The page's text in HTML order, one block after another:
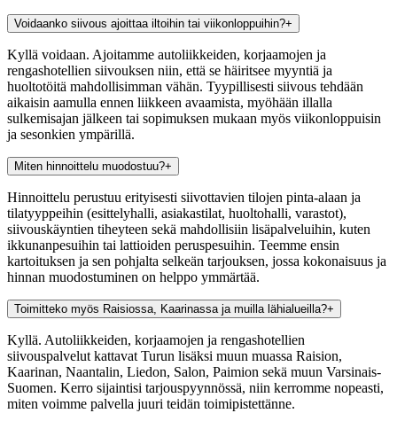
Voidaanko siivous ajoittaa iltoihin tai viikonloppuihin?+
Kyllä voidaan. Ajoitamme autoliikkeiden, korjaamojen ja
rengashotellien siivouksen niin, että se häiritsee myyntiä ja
huoltotöitä mahdollisimman vähän. Tyypillisesti siivous tehdään
aikaisin aamulla ennen liikkeen avaamista, myöhään illalla
sulkemisajan jälkeen tai sopimuksen mukaan myös viikonloppuisin
ja sesonkien ympärillä.
Miten hinnoittelu muodostuu?+
Hinnoittelu perustuu erityisesti siivottavien tilojen pinta-alaan ja
tilatyyppeihin (esittelyhalli, asiakastilat, huoltohalli, varastot),
siivouskäyntien tiheyteen sekä mahdollisiin lisäpalveluihin, kuten
ikkunanpesuihin tai lattioiden peruspesuihin. Teemme ensin
kartoituksen ja sen pohjalta selkeän tarjouksen, jossa kokonaisuus ja
hinnan muodostuminen on helppo ymmärtää.
Toimitteko myös Raisiossa, Kaarinassa ja muilla lähialueilla?+
Kyllä. Autoliikkeiden, korjaamojen ja rengashotellien
siivouspalvelut kattavat Turun lisäksi muun muassa Raision,
Kaarinan, Naantalin, Liedon, Salon, Paimion sekä muun Varsinais-
Suomen. Kerro sijaintisi tarjouspyynnössä, niin kerromme nopeasti,
miten voimme palvella juuri teidän toimipistettänne.